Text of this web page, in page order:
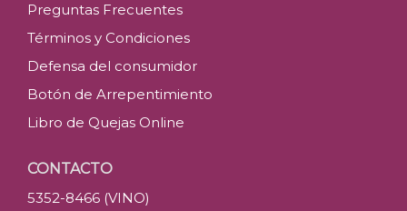
Preguntas Frecuentes
Términos y Condiciones
Defensa del consumidor
Botón de Arrepentimiento
Libro de Quejas Online
CONTACTO
5352-8466 (VINO)